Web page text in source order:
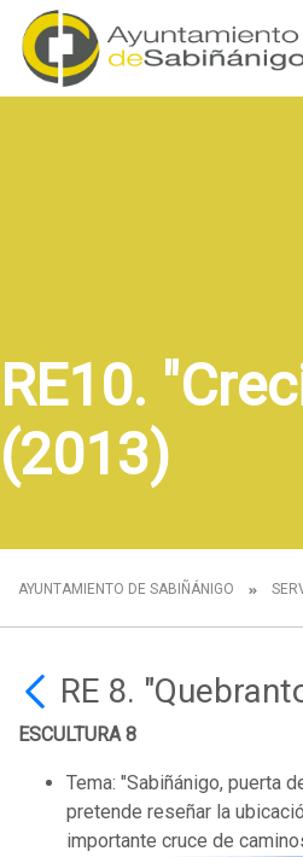
RE10.
(2013)
AYUNTAMIENTO DE SABIÑÁNIGO
RE 8.
ESCULTURA 8
Tema: "Sabiñánigo, puerta
pretende reseñar la
importante cruce de